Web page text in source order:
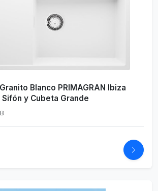
Blanco PRIMAGRAN Ibiza
y Cubeta Grande